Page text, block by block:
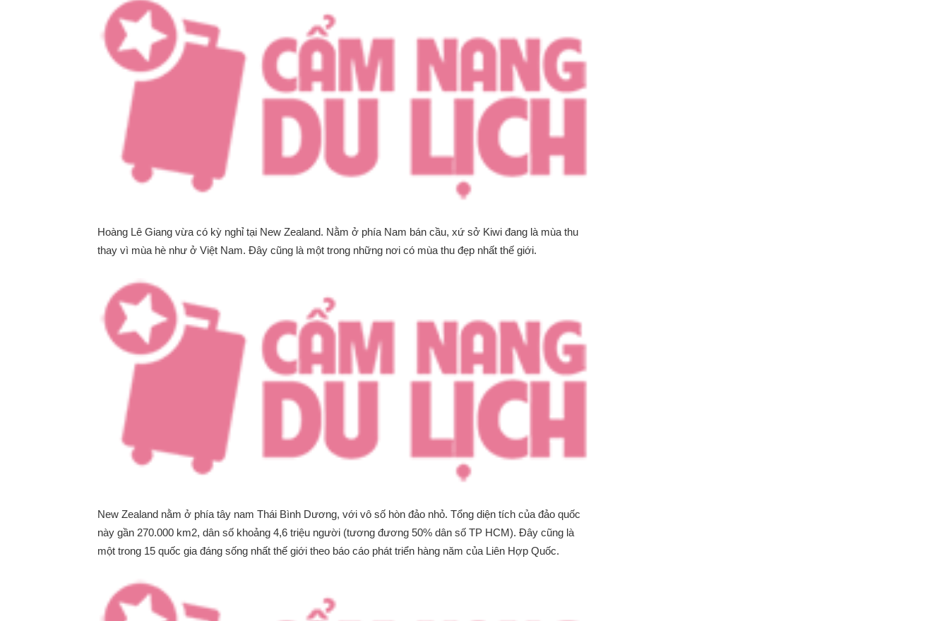
Hoàng Lê Giang vừa có kỳ nghỉ tại New Zealand. Nằm ở phía Nam bán cầu, xứ sở Kiwi đang là mùa thu
thay vì mùa hè như ở Việt Nam. Đây cũng là một trong những nơi có mùa thu đẹp nhất thế giới.
New Zealand nằm ở phía tây nam Thái Bình Dương, với vô số hòn đảo nhỏ. Tổng diện tích của đảo quốc
này gần 270.000 km2, dân số khoảng 4,6 triệu người (tương đương 50% dân số TP HCM). Đây cũng là
một trong 15 quốc gia đáng sống nhất thế giới theo báo cáo phát triển hàng năm của Liên Hợp Quốc.